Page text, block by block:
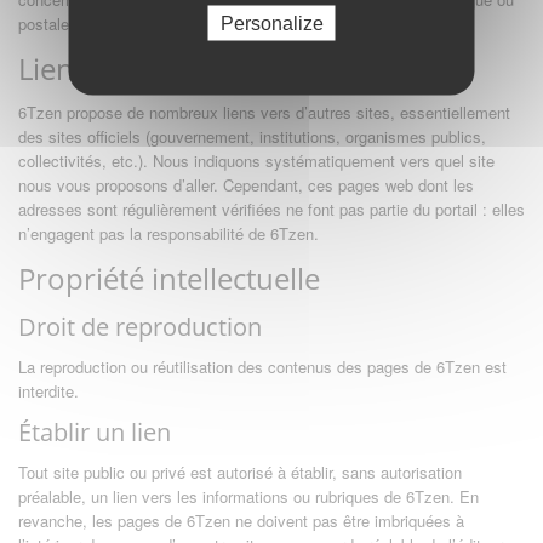
postale à l’éditeur.
Liens hypertextes (responsabilité)
6Tzen propose de nombreux liens vers d’autres sites, essentiellement
des sites officiels (gouvernement, institutions, organismes publics,
collectivités, etc.). Nous indiquons systématiquement vers quel site
nous vous proposons d’aller. Cependant, ces pages web dont les
adresses sont régulièrement vérifiées ne font pas partie du portail : elles
n’engagent pas la responsabilité de 6Tzen.
Propriété intellectuelle
Droit de reproduction
La reproduction ou réutilisation des contenus des pages de 6Tzen est
interdite.
Établir un lien
Tout site public ou privé est autorisé à établir, sans autorisation
préalable, un lien vers les informations ou rubriques de 6Tzen. En
revanche, les pages de 6Tzen ne doivent pas être imbriquées à
Personalize